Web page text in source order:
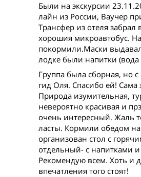
Были на экскурсии
лайн из России, Ваучер
Трансфер из отеля
хорошия микроавтобус.
покормили.Маски
лодке были напитки
Группа была сборная, но
гид Оля. Спасибо ей! Сама
Природа изумительная,
невероятно красивая и
очень интересный. Жаль
ласты. Кормили обедом
организован стол с
отдельный- с напитками и
Рекомендую всем. Хоть и
впечатления того стоят!